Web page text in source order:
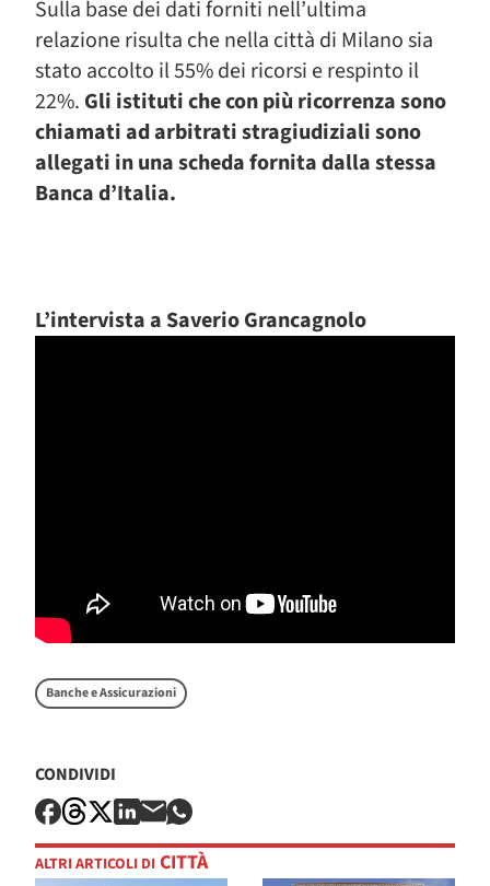
Sulla base dei dati forniti nell’ultima
relazione risulta che nella città di Milano sia
stato accolto il 55% dei ricorsi e respinto il
22%. Gli istituti che con più ricorrenza sono
chiamati ad arbitrati stragiudiziali sono
allegati in una scheda fornita dalla stessa
Banca d’Italia.
L’intervista a Saverio Grancagnolo
Banche e Assicurazioni
CONDIVIDI
ALTRI ARTICOLI DI CITTÀ